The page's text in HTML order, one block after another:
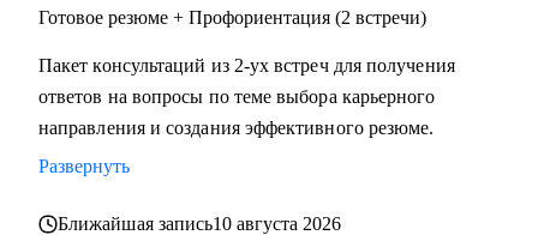
Готовое резюме + Профориентация (2 встречи)
Пакет консультаций из 2-ух встреч для получения
ответов на вопросы по теме выбора карьерного
направления и создания эффективного резюме.
Развернуть
Ближайшая запись10 августа 2026